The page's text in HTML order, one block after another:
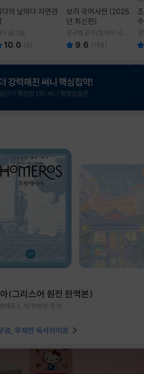
다의 날마다 자연관
글그림
10.0 (9)
보리 국어사전 (2025
년 최신판)
윤구병 감수/토박이 사전
편찬실 편
9.6 (158)
(그리스어 원전 완역본)
호메로스 저/천병희 역 저
료, 무제한 독서라이프